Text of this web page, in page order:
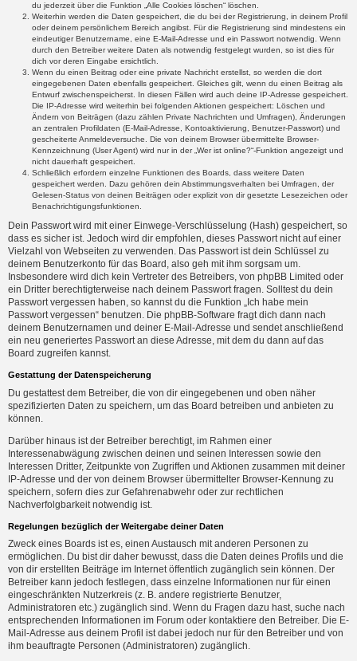
du jederzeit über die Funktion „Alle Cookies löschen“ löschen.
Weiterhin werden die Daten gespeichert, die du bei der Registrierung, in deinem Profil
oder deinem persönlichem Bereich angibst. Für die Registrierung sind mindestens ein
eindeutiger Benutzername, eine E-Mail-Adresse und ein Passwort notwendig. Wenn
durch den Betreiber weitere Daten als notwendig festgelegt wurden, so ist dies für
dich vor deren Eingabe ersichtlich.
Wenn du einen Beitrag oder eine private Nachricht erstellst, so werden die dort
eingegebenen Daten ebenfalls gespeichert. Gleiches gilt, wenn du einen Beitrag als
Entwurf zwischenspeicherst. In diesen Fällen wird auch deine IP-Adresse gespeichert.
Die IP-Adresse wird weiterhin bei folgenden Aktionen gespeichert: Löschen und
Ändern von Beiträgen (dazu zählen Private Nachrichten und Umfragen), Änderungen
an zentralen Profildaten (E-Mail-Adresse, Kontoaktivierung, Benutzer-Passwort) und
gescheiterte Anmeldeversuche. Die von deinem Browser übermittelte Browser-
Kennzeichnung (User Agent) wird nur in der „Wer ist online?“-Funktion angezeigt und
nicht dauerhaft gespeichert.
Schließlich erfordern einzelne Funktionen des Boards, dass weitere Daten
gespeichert werden. Dazu gehören dein Abstimmungsverhalten bei Umfragen, der
Gelesen-Status von deinen Beiträgen oder explizit von dir gesetzte Lesezeichen oder
Benachrichtigungsfunktionen.
Dein Passwort wird mit einer Einwege-Verschlüsselung (Hash) gespeichert, so
dass es sicher ist. Jedoch wird dir empfohlen, dieses Passwort nicht auf einer
Vielzahl von Webseiten zu verwenden. Das Passwort ist dein Schlüssel zu
deinem Benutzerkonto für das Board, also geh mit ihm sorgsam um.
Insbesondere wird dich kein Vertreter des Betreibers, von phpBB Limited oder
ein Dritter berechtigterweise nach deinem Passwort fragen. Solltest du dein
Passwort vergessen haben, so kannst du die Funktion „Ich habe mein
Passwort vergessen“ benutzen. Die phpBB-Software fragt dich dann nach
deinem Benutzernamen und deiner E-Mail-Adresse und sendet anschließend
ein neu generiertes Passwort an diese Adresse, mit dem du dann auf das
Board zugreifen kannst.
Gestattung der Datenspeicherung
Du gestattest dem Betreiber, die von dir eingegebenen und oben näher
spezifizierten Daten zu speichern, um das Board betreiben und anbieten zu
können.
Darüber hinaus ist der Betreiber berechtigt, im Rahmen einer
Interessenabwägung zwischen deinen und seinen Interessen sowie den
Interessen Dritter, Zeitpunkte von Zugriffen und Aktionen zusammen mit deiner
IP-Adresse und der von deinem Browser übermittelter Browser-Kennung zu
speichern, sofern dies zur Gefahrenabwehr oder zur rechtlichen
Nachverfolgbarkeit notwendig ist.
Regelungen bezüglich der Weitergabe deiner Daten
Zweck eines Boards ist es, einen Austausch mit anderen Personen zu
ermöglichen. Du bist dir daher bewusst, dass die Daten deines Profils und die
von dir erstellten Beiträge im Internet öffentlich zugänglich sein können. Der
Betreiber kann jedoch festlegen, dass einzelne Informationen nur für einen
eingeschränkten Nutzerkreis (z. B. andere registrierte Benutzer,
Administratoren etc.) zugänglich sind. Wenn du Fragen dazu hast, suche nach
entsprechenden Informationen im Forum oder kontaktiere den Betreiber. Die E-
Mail-Adresse aus deinem Profil ist dabei jedoch nur für den Betreiber und von
ihm beauftragte Personen (Administratoren) zugänglich.